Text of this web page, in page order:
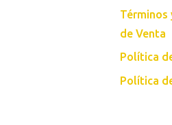
Términos
de Venta
Política
Política